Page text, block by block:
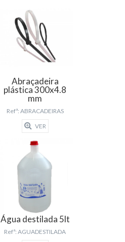
Abraçadeira
plástica 300x4.8
mm
Refª: ABRACADEIRAS
VER
Água destilada 5lt
Refª: AGUADESTILADA